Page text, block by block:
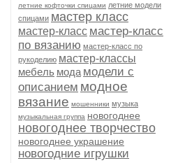
летние кофточки спицами летние модели
спицами мастер класс
мастер-класс мастер-класс
по вязанию мастер-класс по
рукоделию мастер-классы
мебель мода модели с
описанием модное
вязание мошенники музыка
музыкальная группа новогоднее
новогоднее творчество
новогоднее украшение
новогодние игрушки